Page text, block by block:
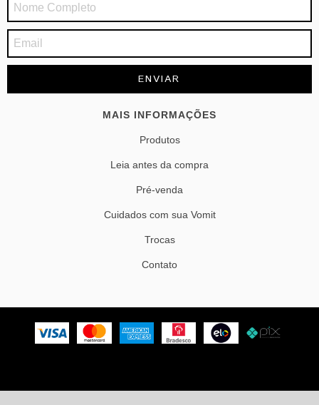
MAIS INFORMAÇÕES
Produtos
Leia antes da compra
Pré-venda
Cuidados com sua Vomit
Trocas
Contato